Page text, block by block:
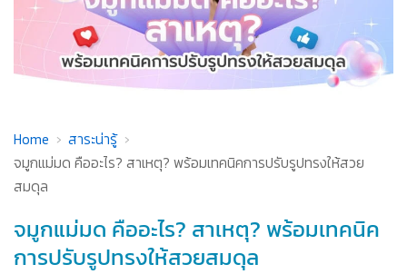
Home
สาระน่ารู้
จมูกแม่มด คืออะไร? สาเหตุ? พร้อมเทคนิคการปรับรูปทรงให้สวย
สมดุล
จมูกแม่มด คืออะไร? สาเหตุ? พร้อมเทคนิค
การปรับรูปทรงให้สวยสมดุล